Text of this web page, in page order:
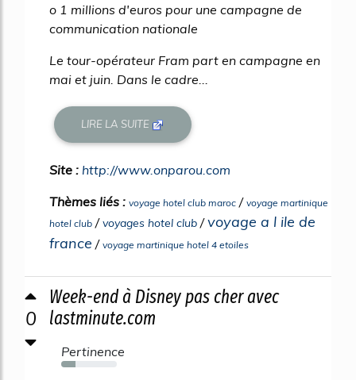
o 1 millions d'euros pour une campagne de
communication nationale
Le tour-opérateur Fram part en campagne en
mai et juin. Dans le cadre...
LIRE LA SUITE
Site : http://www.onparou.com
Thèmes liés : voyage hotel club maroc / voyage martinique
hotel club /voyages hotel club /voyage a l ile de
france / voyage martinique hotel 4 etoiles
0
Week-end à Disney pas cher avec
lastminute.com
Pertinence
25%